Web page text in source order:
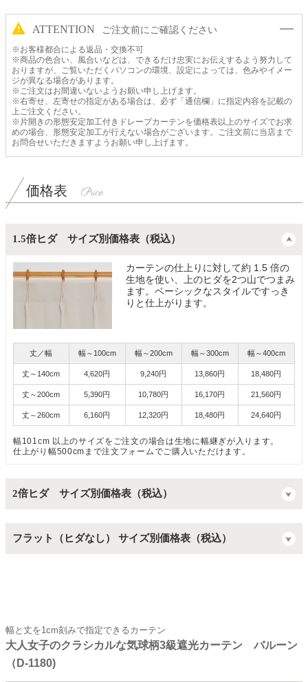
ATTENTION ご注文前にご確認ください
※お客様都合による返品・交換不可
※商品の色合い、風合いなどは、できるだけ忠実にお伝えするよう努力して
おりますが、ご覧いただくパソコンの環境、設定によっては、色みやイメー
ジが異なる場合があります。
※ご注文はお間違いないようお願い申し上げます。
※右寄せ、左寄せの指定がある場合は、必ず「通信欄」に指定内容を記載の
上ご注文ください。
※片開きの形態安定加工付きドレープカーテンを価格表以上のサイズでお求
めの場合、形態安定加工が行えない場合がございます。ご注文前に当店まで
お問合せいただきますようお願い申し上げます。
価格表
1.5倍ヒダ サイズ別価格表（税込）
カーテンの仕上りに対して約 1.5 倍の
生地を使い、上のヒダを2つ山でつまみ
ます。ベーシックなスタイルですっき
りと仕上がります。
丈／幅
丈～140cm
丈～200cm
丈～260cm
幅～100cm
4,620円
5,390円
6,160円
幅～200cm
9,240円
10,780円
12,320円
幅～300cm
13,860円
16,170円
18,480円
幅～400cm
18,480円
21,560円
24,640円
幅101cm 以上のサイズをご注文の場合は生地に幅継ぎが入ります。
仕上がり幅500cmまで注文フォームでご購入いただけます。
2倍ヒダ サイズ別価格表（税込）
フラット（ヒダなし） サイズ別価格表（税込）
幅と丈を1cm刻みで指定できるカーテン
大人女子のクラシカルな気球柄3級遮光カーテン バルーン
（D-1180)